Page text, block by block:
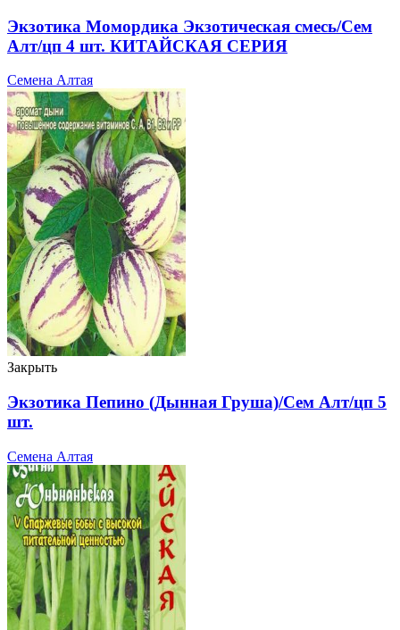
Экзотика Момордика Экзотическая смесь/Сем
Алт/цп 4 шт. КИТАЙСКАЯ СЕРИЯ
Семена Алтая
Закрыть
Экзотика Пепино (Дынная Груша)/Сем Алт/цп 5
шт.
Семена Алтая